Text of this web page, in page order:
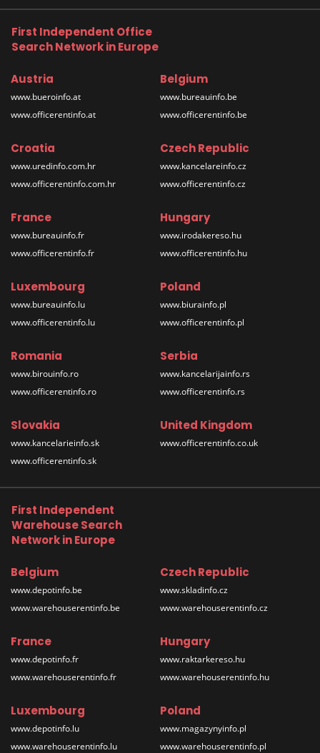
First Independent Office
Search Network in Europe
Austria
www.bueroinfo.at
www.officerentinfo.at
Belgium
www.bureauinfo.be
www.officerentinfo.be
Croatia
www.uredinfo.com.hr
www.officerentinfo.com.hr
Czech Republic
www.kancelareinfo.cz
www.officerentinfo.cz
France
www.bureauinfo.fr
www.officerentinfo.fr
Hungary
www.irodakereso.hu
www.officerentinfo.hu
Luxembourg
www.bureauinfo.lu
www.officerentinfo.lu
Poland
www.biurainfo.pl
www.officerentinfo.pl
Romania
www.birouinfo.ro
www.officerentinfo.ro
Serbia
www.kancelarijainfo.rs
www.officerentinfo.rs
Slovakia
www.kancelarieinfo.sk
www.officerentinfo.sk
United Kingdom
www.officerentinfo.co.uk
First Independent
Warehouse Search
Network in Europe
Belgium
www.depotinfo.be
www.warehouserentinfo.be
Czech Republic
www.skladinfo.cz
www.warehouserentinfo.cz
France
www.depotinfo.fr
www.warehouserentinfo.fr
Hungary
www.raktarkereso.hu
www.warehouserentinfo.hu
Luxembourg
www.depotinfo.lu
www.warehouserentinfo.lu
Poland
www.magazynyinfo.pl
www.warehouserentinfo.pl